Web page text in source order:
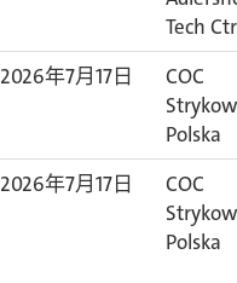
Tech Ctr
2026年7月17日
COC
Strykow
Polska
2026年7月17日
COC
Strykow
Polska